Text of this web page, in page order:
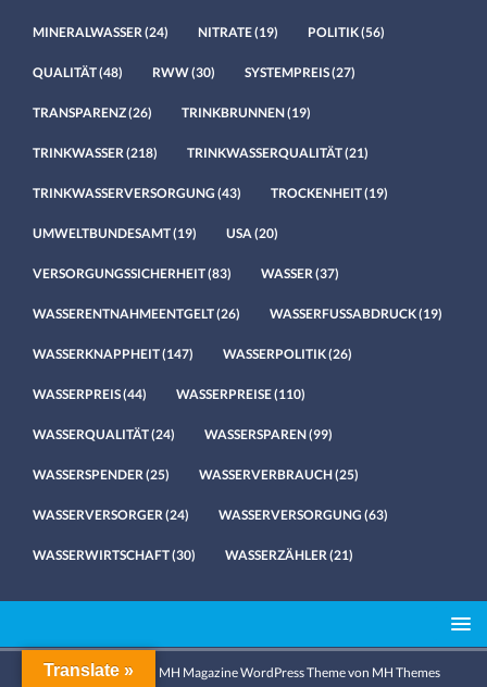
MINERALWASSER(24) NITRATE(19) POLITIK(56)
QUALITÄT(48) RWW(30) SYSTEMPREIS(27)
TRANSPARENZ(26) TRINKBRUNNEN(19)
TRINKWASSER(218) TRINKWASSERQUALITÄT(21)
TRINKWASSERVERSORGUNG (43) TROCKENHEIT(19)
UMWELTBUNDESAMT(19) USA(20)
VERSORGUNGSSICHERHEIT(83) WASSER(37)
WASSERENTNAHMEENTGELT(26) WASSERFUSSABDRUCK(19)
WASSERKNAPPHEIT(147) WASSERPOLITIK(26)
WASSERPREIS(44) WASSERPREISE(110)
WASSERQUALITÄT(24) WASSERSPAREN(99)
WASSERSPENDER(25) WASSERVERBRAUCH(25)
WASSERVERSORGER(24) WASSERVERSORGUNG (63)
WASSERWIRTSCHAFT(30) WASSERZÄHLER(21)
Copyright © 2026 | MH Magazine WordPress Theme von MH Themes
Translate »